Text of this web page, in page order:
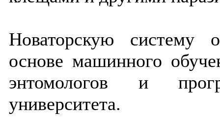
Новаторскую систему
основе машинного
энтомологов и
университета.